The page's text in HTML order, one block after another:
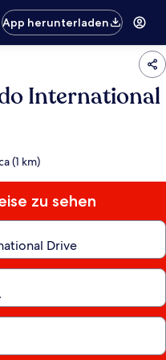
App herunterladen
International
(1 km)
zu sehen